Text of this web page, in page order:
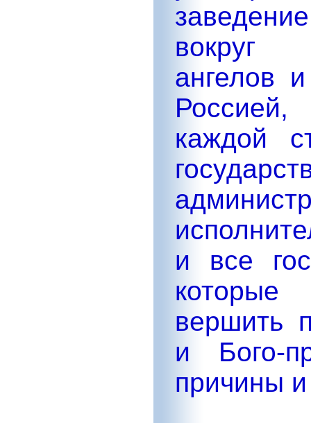
вокруг
ангелов
каждой
и все
которые
вершить
и Бого-
причины